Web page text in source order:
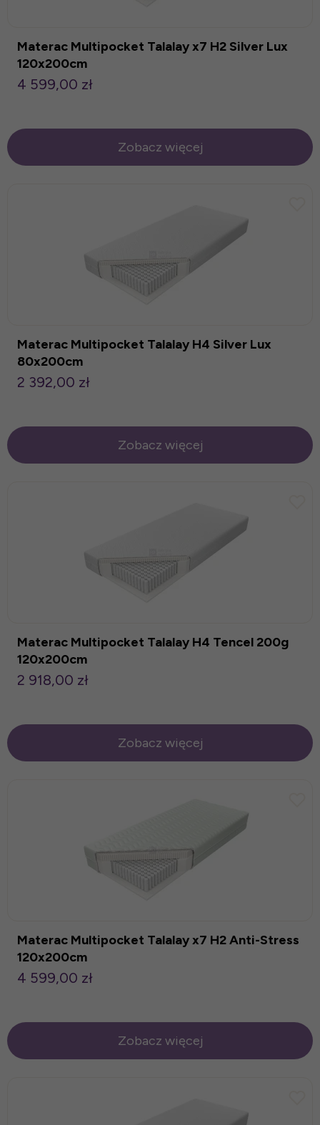
Materac Multipocket Talalay x7 H2 Silver Lux
120x200cm
4 599,00 zł
Zobacz więcej
Materac Multipocket Talalay H4 Silver Lux
80x200cm
2 392,00 zł
Zobacz więcej
Materac Multipocket Talalay H4 Tencel 200g
120x200cm
2 918,00 zł
Zobacz więcej
Materac Multipocket Talalay x7 H2 Anti-Stress
120x200cm
4 599,00 zł
Zobacz więcej